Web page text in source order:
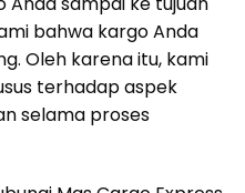
bahwa kargo Anda
Oleh karena itu, kami
terhadap aspek
selama proses